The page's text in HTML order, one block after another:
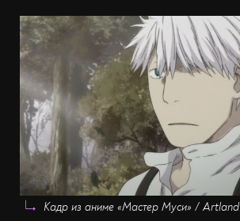
Кадр из аниме «Мастер Муси» / Artland